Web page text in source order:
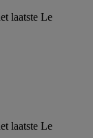
laatste Le
laatste Le